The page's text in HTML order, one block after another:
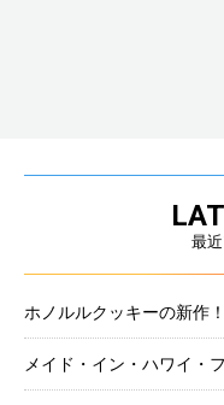
最
ホノルルクッキーの新作
メイド・イン・ハワイ・